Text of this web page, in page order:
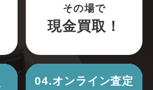
その場で
現金買取！
04.オンライン査定